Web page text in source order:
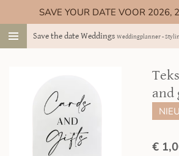
direct
naar
Save the date Weddings Weddingplanner -
SAVE YOUR DATE VOOR 2026,
and
€